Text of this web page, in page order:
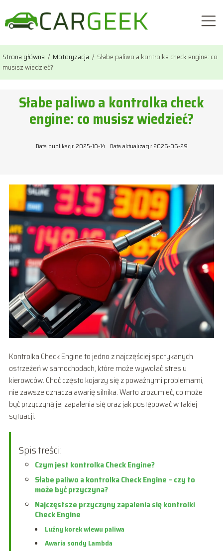
Strona główna / Motoryzacja / Słabe paliwo a kontrolka check engine: co
musisz wiedzieć?
Słabe paliwo a kontrolka check
engine: co musisz wiedzieć?
Data publikacji: 2025-10-14 Data aktualizacji: 2026-06-29
Kontrolka Check Engine to jedno z najczęściej spotykanych
ostrzeżeń w samochodach, które może wywołać stres u
kierowców. Choć często kojarzy się z poważnymi problemami,
nie zawsze oznacza awarię silnika. Warto zrozumieć, co może
być przyczyną jej zapalenia się oraz jak postępować w takiej
sytuacji.
Spis treści:
Czym jest kontrolka Check Engine?
Słabe paliwo a kontrolka Check Engine – czy to
może być przyczyna?
Najczęstsze przyczyny zapalenia się kontrolki
Check Engine
Luźny korek wlewu paliwa
Awaria sondy Lambda